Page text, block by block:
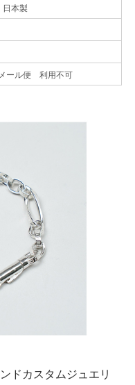
日本製
ール便 利用不可
ドカスタムジュエリ